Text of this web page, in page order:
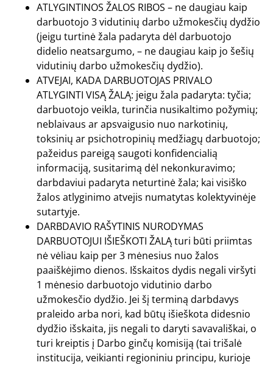
ATLYGINTINOS ŽALOS RIBOS – ne daugiau kaip
darbuotojo 3 vidutinių darbo užmokesčių dydžio
(jeigu turtinė žala padaryta dėl darbuotojo
didelio neatsargumo, – ne daugiau kaip jo šešių
vidutinių darbo užmokesčių dydžio).
ATVEJAI, KADA DARBUOTOJAS PRIVALO
ATLYGINTI VISĄ ŽALĄ: jeigu žala padaryta: tyčia;
darbuotojo veikla, turinčia nusikaltimo požymių;
neblaivaus ar apsvaigusio nuo narkotinių,
toksinių ar psichotropinių medžiagų darbuotojo;
pažeidus pareigą saugoti konfidencialią
informaciją, susitarimą dėl nekonkuravimo;
darbdaviui padaryta neturtinė žala; kai visiško
žalos atlyginimo atvejis numatytas kolektyvinėje
sutartyje.
DARBDAVIO RAŠYTINIS NURODYMAS
DARBUOTOJUI IŠIEŠKOTI ŽALĄ turi būti priimtas
nė vėliau kaip per 3 mėnesius nuo žalos
paaiškėjimo dienos. Išskaitos dydis negali viršyti
1 mėnesio darbuotojo vidutinio darbo
užmokesčio dydžio. Jei šį terminą darbdavys
praleido arba nori, kad būtų išieškota didesnio
dydžio išskaita, jis negali to daryti savavališkai, o
turi kreiptis į Darbo ginčų komisiją (tai trišalė
institucija, veikianti regioniniu principu, kurioje